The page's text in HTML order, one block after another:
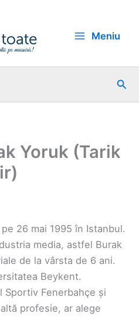
Meniu
Yoruk (Tarik
26 mai 1995 în Istanbul.
media, astfel Burak
de la vârsta de 6 ani.
Beykent.
Sportiv Fenerbahçe și
profesie, ar alege